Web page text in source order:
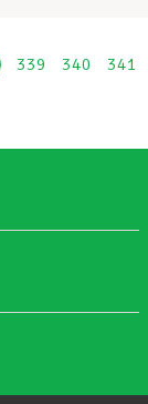
339 340
341